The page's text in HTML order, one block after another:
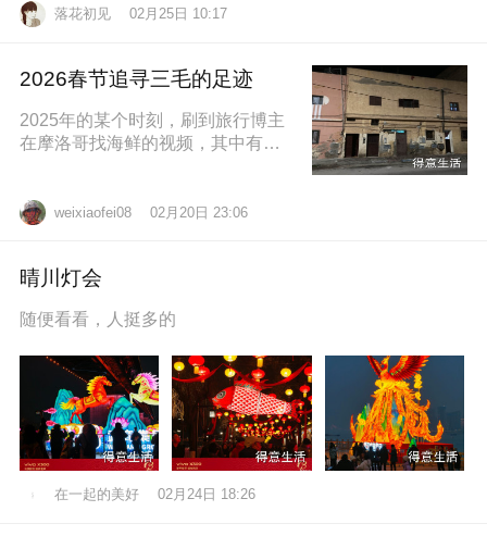
落花初见 02月25日 10:17
2026春节追寻三毛的足迹
2025年的某个时刻，刷到旅行博主
在摩洛哥找海鲜的视频，其中有个
地拍照留weixiaofei08 02月20日 23:06
晴川灯会
随便看看，人挺多的
在一起的美好 02月24日 18:26